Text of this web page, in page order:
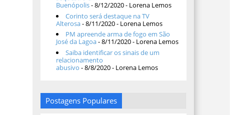
Buenópolis- 8/12/2020- Lorena Lemos
Corinto será destaque na TV
Alterosa- 8/11/2020- Lorena Lemos
PM apreende arma de fogo em São
José da Lagoa- 8/11/2020- Lorena Lemos
Saiba identificar os sinais de um
relacionamento
abusivo - 8/8/2020- Lorena Lemos
Postagens Populares